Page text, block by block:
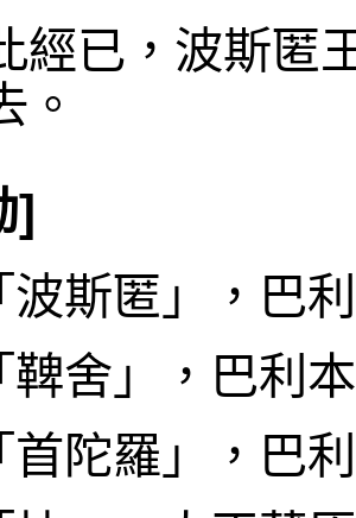
經已，波斯匿
。
]
波斯匿」，巴
鞞舍」，巴利
首陀羅」，巴